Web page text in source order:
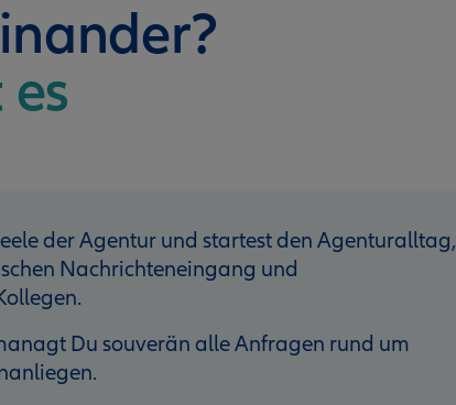
der Agentur und startest den Agenturalltag,
Nach­richteneingang und
Du souverän alle Anfragen rund um